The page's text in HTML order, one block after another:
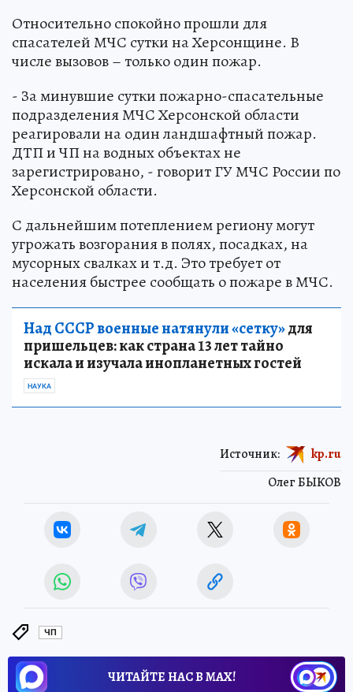
Относительно спокойно прошли для
спасателей МЧС сутки на Херсонщине. В
числе вызовов – только один пожар.
- За минувшие сутки пожарно-спасательные
подразделения МЧС Херсонской области
реагировали на один ландшафтный пожар.
ДТП и ЧП на водных объектах не
зарегистрировано, - говорит ГУ МЧС России по
Херсонской области.
С дальнейшим потеплением региону могут
угрожать возгорания в полях, посадках, на
мусорных свалках и т.д. Это требует от
населения быстрее сообщать о пожаре в МЧС.
Над СССР военные натянули «сетку»для
пришельцев: как страна 13 лет тайно
искала и изучала инопланетных гостей
НАУКА
Олег БЫКОВ
Источник: kp.ru
ЧП
ЧИТАЙТЕ НАС В МАХ!